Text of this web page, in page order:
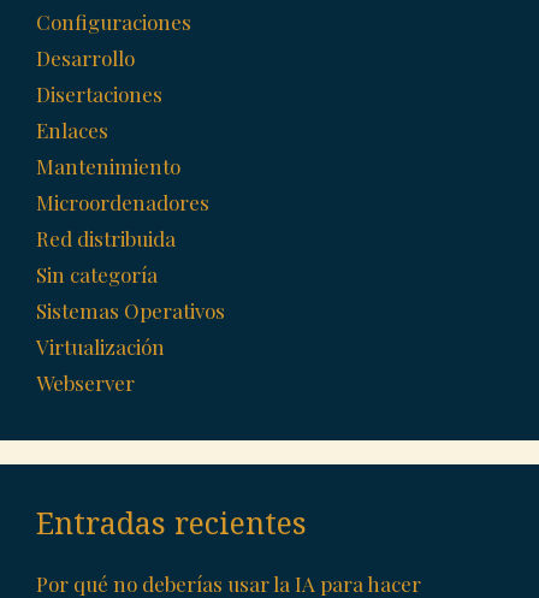
Configuraciones
Desarrollo
Disertaciones
Enlaces
Mantenimiento
Microordenadores
Red distribuida
Sin categoría
Sistemas Operativos
Virtualización
Webserver
Entradas recientes
Por qué no deberías usar la IA para hacer